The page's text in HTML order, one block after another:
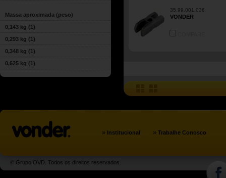
Massa aproximada (peso)
0,143 kg (1)
0,293 kg (1)
0,348 kg (1)
0,625 kg (1)
35.99.001.036
VONDER
» Institucional » Trabalhe Conosco
© Grupo OVD. Todos os direitos reservados.